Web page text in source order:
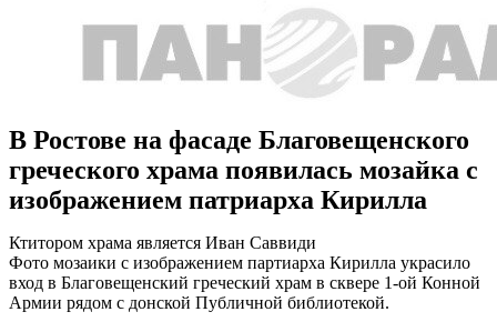
В Ростове на фасаде Благовещенского
греческого храма появилась мозайка с
изображением патриарха Кирилла
Ктитором храма является Иван Саввиди
Фото мозаики с изображением партиарха Кирилла украсило
вход в Благовещенский греческий храм в сквере 1-ой Конной
Армии рядом с донской Публичной библиотекой.